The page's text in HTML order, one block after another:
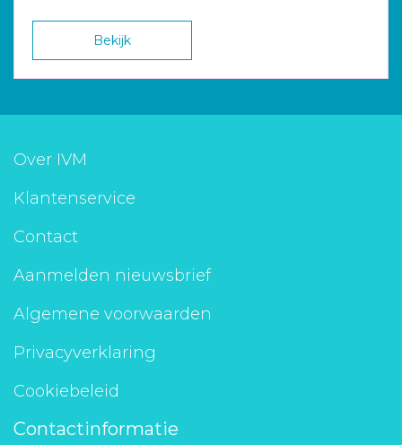
Bekijk
Over IVM
Klantenservice
Contact
Aanmelden nieuwsbrief
Algemene voorwaarden
Privacyverklaring
Cookiebeleid
Contactinformatie